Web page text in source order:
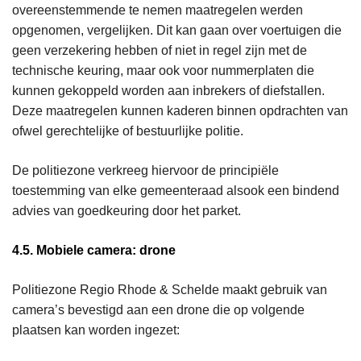
overeenstemmende te nemen maatregelen werden
opgenomen, vergelijken. Dit kan gaan over voertuigen die
geen verzekering hebben of niet in regel zijn met de
technische keuring, maar ook voor nummerplaten die
kunnen gekoppeld worden aan inbrekers of diefstallen.
Deze maatregelen kunnen kaderen binnen opdrachten van
ofwel gerechtelijke of bestuurlijke politie.
De politiezone verkreeg hiervoor de principiële
toestemming van elke gemeenteraad alsook een bindend
advies van goedkeuring door het parket.
4.5. Mobiele camera: drone
Politiezone Regio Rhode & Schelde maakt gebruik van
camera’s bevestigd aan een drone die op volgende
plaatsen kan worden ingezet: